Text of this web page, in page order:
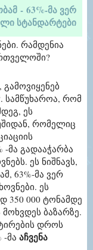
- 63%-მა ვერ
სტანდარტები
რამდენია
სამწუხაროა, რომ
ეს
რომელიც
მა გადააჭარბა
ეს ნიშნავს,
63%-მა ვერ
ეს
350 000 ტონამდე
ბაზარზე.
დროს
-მა აჩვენა